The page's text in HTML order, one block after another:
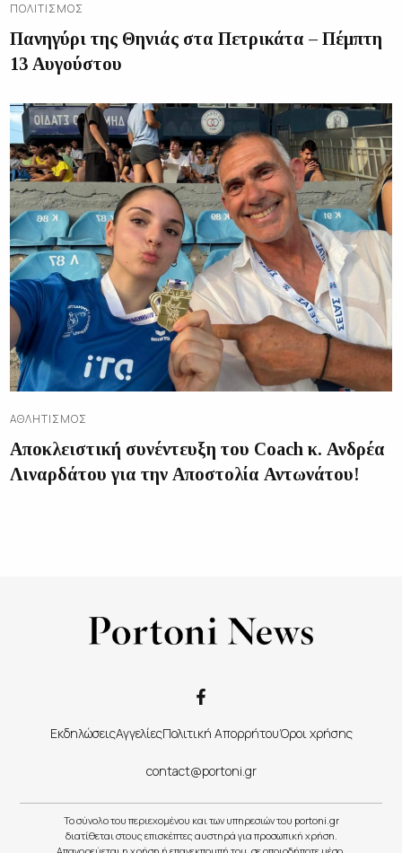
ΠΟΛΙΤΙΣΜΌΣ
Πανηγύρι της Θηνιάς στα Πετρικάτα – Πέμπτη
13 Αυγούστου
ΑΘΛΗΤΙΣΜΌΣ
Αποκλειστική συνέντευξη του Coach κ. Ανδρέα
Λιναρδάτου για την Αποστολία Αντωνάτου!
ΕκδηλώσειςΑγγελίεςΠολιτική ΑπορρήτουΌροι χρήσης
contact@portoni.gr
Το σύνολο του περιεχομένου και των υπηρεσιών του portoni.gr
διατίθεται στους επισκέπτες αυστηρά για προσωπική χρήση.